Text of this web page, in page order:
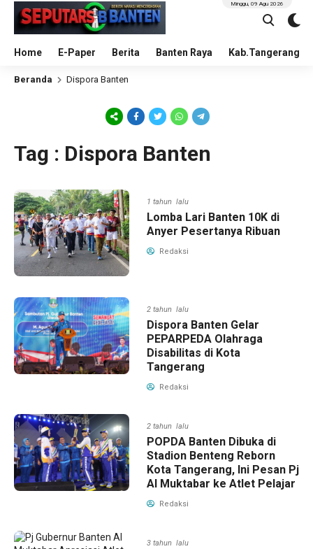
Home E-Paper Berita Banten Raya Kab.Tangerang
Minggu, 09 Agu 2026
Beranda Dispora Banten
Tag : Dispora Banten
1 tahun lalu
Lomba Lari Banten 10K di
Anyer Pesertanya Ribuan
Redaksi
2 tahun lalu
Dispora Banten Gelar
PEPARPEDA Olahraga
Disabilitas di Kota
Tangerang
Redaksi
2 tahun lalu
POPDA Banten Dibuka di
Stadion Benteng Reborn
Kota Tangerang, Ini Pesan Pj
Al Muktabar ke Atlet Pelajar
Redaksi
3 tahun lalu